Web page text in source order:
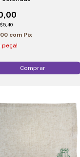
com Pix
peça!